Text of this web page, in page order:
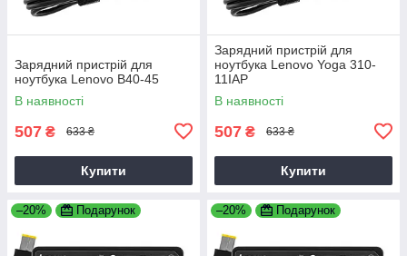
Зарядний пристрій для
ноутбука Lenovo B40-45
В наявності
507 ₴ 633 ₴
Купити
Зарядний пристрій для
ноутбука Lenovo Yoga 310-
11IAP
В наявності
507 ₴ 633 ₴
Купити
–20% Подарунок –20% Подарунок